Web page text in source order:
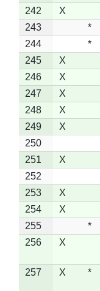
242
X
243
*
244
*
245
X
246
X
247
X
248
X
249
X
250
251
X
252
253
X
254
X
255
*
256
X
257
X *